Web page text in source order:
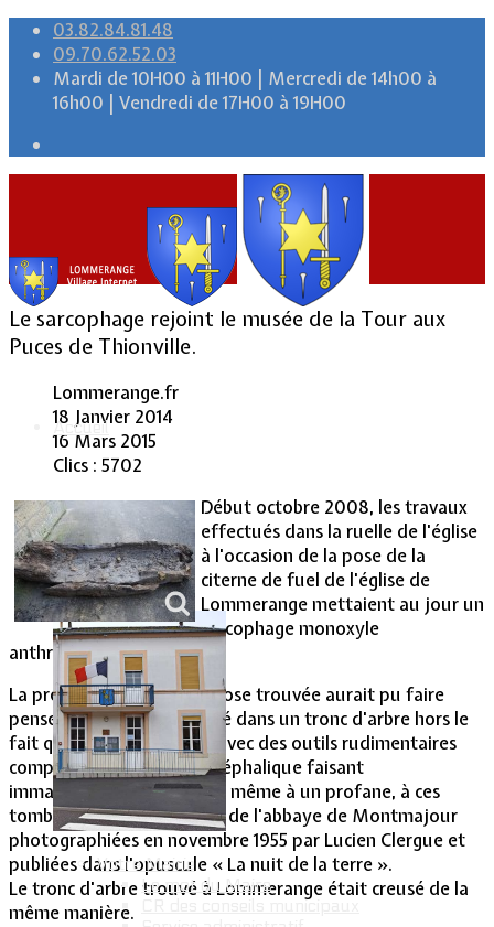
03.82.84.81.48
09.70.62.52.03
Mardi de 10H00 à 11H00 | Mercredi de 14h00 à
16h00 | Vendredi de 17H00 à 19H00
Accueil
Vie Municipale
Votre Mairie
Le mot du Maire
CR des conseils municipaux
Le sarcophage rejoint le musée de la Tour aux
Puces de Thionville.
Lommerange.fr
18 Janvier 2014
16 Mars 2015
Clics : 5702
Début octobre 2008, les travaux
effectués dans la ruelle de l'église
à l'occasion de la pose de la
citerne de fuel de l'église de
Lommerange mettaient au jour un
sarcophage monoxyle
anthropomorphe
La première vision de la chose trouvée aurait pu faire
penser à un abreuvoir taillé dans un tronc d'arbre hors le
fait que la cavité creusée avec des outils rudimentaires
comportait un logement céphalique faisant
immanquablement penser, même à un profane, à ces
tombes anthropomorphes de l'abbaye de Montmajour
photographiées en novembre 1955 par Lucien Clergue et
publiées dans l'opuscule « La nuit de la terre ».
Le tronc d'arbre trouvé à Lommerange était creusé de la
même manière.